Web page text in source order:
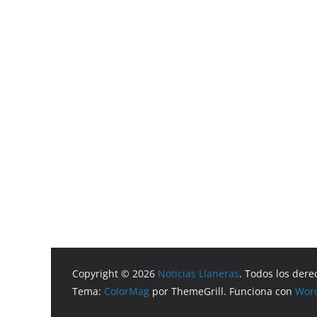
Copyright © 2026 Noticias Llaneras. Todos los
Tema: ColorMag por ThemeGrill. Funciona con